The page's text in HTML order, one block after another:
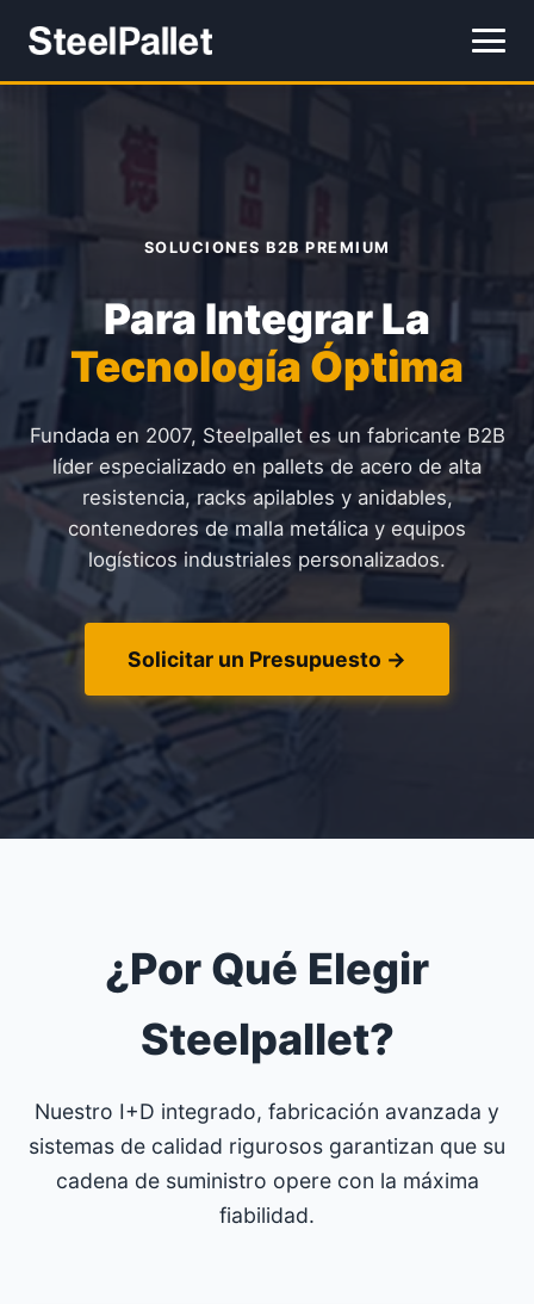
SOLUCIONES B2B PREMIUM
Para Integrar La
Tecnología Óptima
Fundada en 2007, Steelpallet es un fabricante B2B
líder especializado en pallets de acero de alta
resistencia, racks apilables y anidables,
contenedores de malla metálica y equipos
logísticos industriales personalizados.
Solicitar un Presupuesto →
¿Por Qué Elegir
Steelpallet?
Nuestro I+D integrado, fabricación avanzada y
sistemas de calidad rigurosos garantizan que su
cadena de suministro opere con la máxima
fiabilidad.